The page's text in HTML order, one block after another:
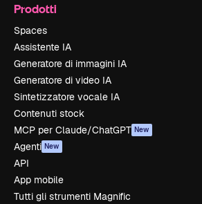
Prodotti
Spaces
Assistente IA
Generatore di immagini IA
Generatore di video IA
Sintetizzatore vocale IA
Contenuti stock
MCP per Claude/ChatGPT New
Agenti New
API
App mobile
Tutti gli strumenti Magnific